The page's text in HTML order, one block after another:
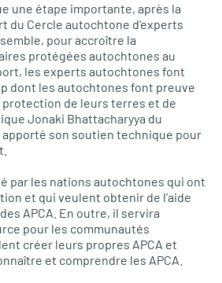
une étape importante, après la
du Cercle autochtone d’experts
pour accroître la
protégées autochtones au
les experts autochtones font
dont les autochtones font preuve
de leurs terres et de
Jonaki Bhattacharyya du
apporté son soutien technique pour
par les nations autochtones qui ont
et qui veulent obtenir de l’aide
APCA. En outre, il servira
pour les communautés
créer leurs propres APCA et
et comprendre les APCA.